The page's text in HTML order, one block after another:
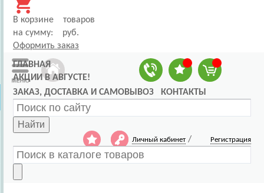
В корзине
товаров
на сумму:
руб.
Оформить заказ
ГЛАВНАЯ
АКЦИИ В АВГУСТЕ!
ЗАКАЗ, ДОСТАВКА И САМОВЫВОЗ
КОНТАКТЫ
Найти
Личный кабинет / Регистрация